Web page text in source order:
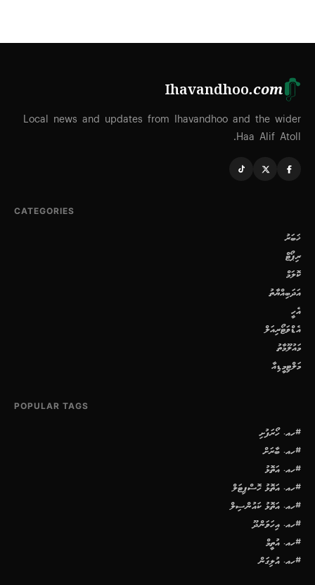
Ihavandhoo.com
Local news and updates from Ihavandhoo and the wider
Haa Alif Atoll.
CATEGORIES
ޚަބަރު
ރިޕޯޓް
ކޮލަމް
އަދަބިއްޔާތު
އެހީ
އެޑްވަޓޯރިއަލް
މައުލޫމާތު
މަލްޓިމީޑިއާ
POPULAR TAGS
#ހއ. ހޯރަފުށި
#ހއ. ބާރަށް
#ހއ. އަތޮޅު
#ހއ. އަތޮޅު ހޮސްޕިޓަލް
#ހއ. އަތޮޅު ކައުންސިލް
#ހއ. އިހަވަންދޫ
#ހއ. އުތީމް
#ހއ. އުލިގަން